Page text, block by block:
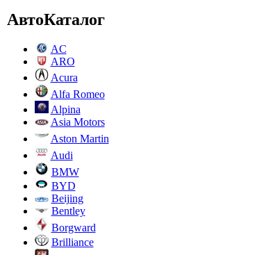
АвтоКаталог
AC
ARO
Acura
Alfa Romeo
Alpina
Asia Motors
Aston Martin
Audi
BMW
BYD
Beijing
Bentley
Borgward
Brilliance